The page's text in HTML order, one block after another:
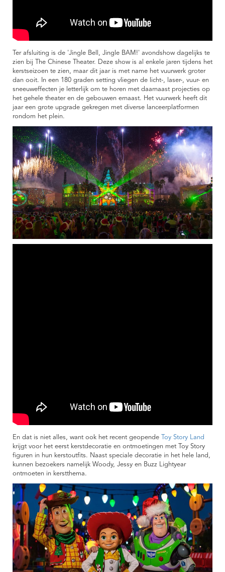
Ter afsluiting is de 'Jingle Bell, Jingle BAM!' avondshow dagelijks te
zien bij The Chinese Theater. Deze show is al enkele jaren tijdens het
kerstseizoen te zien, maar dit jaar is met name het vuurwerk groter
dan ooit. In een 180 graden setting vliegen de licht-, laser-, vuur- en
sneeuweffecten je letterlijk om te horen met daarnaast projecties op
het gehele theater en de gebouwen ernaast. Het vuurwerk heeft dit
jaar een grote upgrade gekregen met diverse lanceerplatformen
rondom het plein.
En dat is niet alles, want ook het recent geopende
Toy Story Land
krijgt voor het eerst kerstdecoratie en ontmoetingen met Toy Story
figuren in hun kerstoutfits. Naast speciale decoratie in het hele land,
kunnen bezoekers namelijk Woody, Jessy en Buzz Lightyear
ontmoeten in kerstthema.